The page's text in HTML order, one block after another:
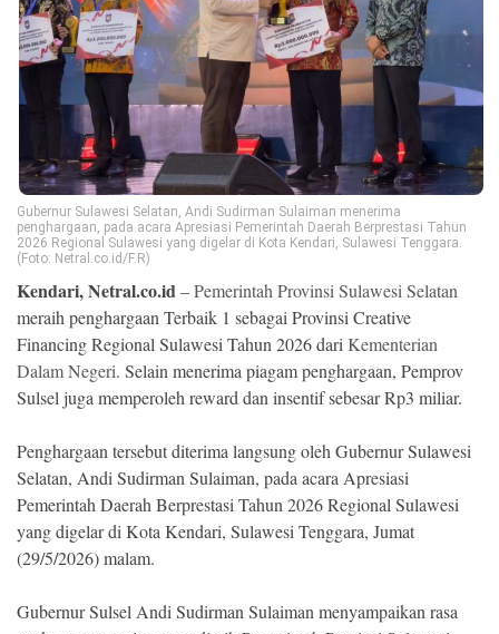
Ekonomi
Memori
©
Copyright
2026
NETRAL
Right
Reserved
Gubernur Sulawesi Selatan, Andi Sudirman Sulaiman menerima
penghargaan, pada acara Apresiasi Pemerintah Daerah Berprestasi Tahun
2026 Regional Sulawesi yang digelar di Kota Kendari, Sulawesi Tenggara.
(Foto: Netral.co.id/F.R)
Kendari, Netral.co.id–Pemerintah Provinsi Sulawesi Selatan
meraih penghargaan Terbaik 1 sebagai Provinsi Creative
Financing Regional Sulawesi Tahun 2026 dariKementerian
Dalam Negeri. Selain menerima piagam penghargaan, Pemprov
Sulsel juga memperoleh reward dan insentif sebesar Rp3 miliar.
Penghargaan tersebut diterima langsung oleh Gubernur Sulawesi
Selatan, Andi Sudirman Sulaiman, pada acara Apresiasi
Pemerintah Daerah Berprestasi Tahun 2026 Regional Sulawesi
yang digelar di Kota Kendari, Sulawesi Tenggara, Jumat
(29/5/2026) malam.
Gubernur Sulsel Andi Sudirman Sulaiman menyampaikan rasa